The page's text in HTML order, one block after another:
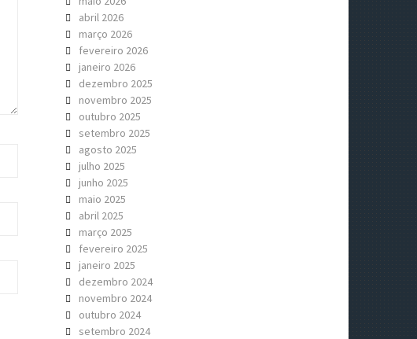
abril 2026
março 2026
fevereiro 2026
janeiro 2026
dezembro 2025
novembro 2025
outubro 2025
setembro 2025
agosto 2025
julho 2025
junho 2025
maio 2025
abril 2025
março 2025
fevereiro 2025
janeiro 2025
dezembro 2024
novembro 2024
outubro 2024
setembro 2024